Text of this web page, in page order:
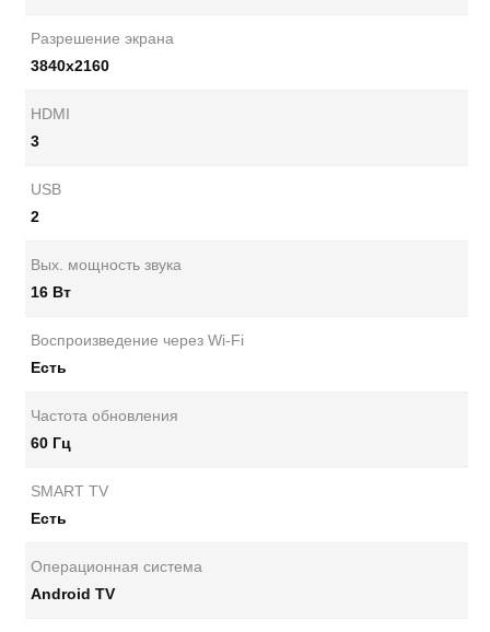
Разрешение экрана
3840x2160
HDMI
3
USB
2
Вых. мощность звука
16 Вт
Воспроизведение через Wi-Fi
Есть
Частота обновления
60 Гц
SMART TV
Есть
Операционная система
Android TV